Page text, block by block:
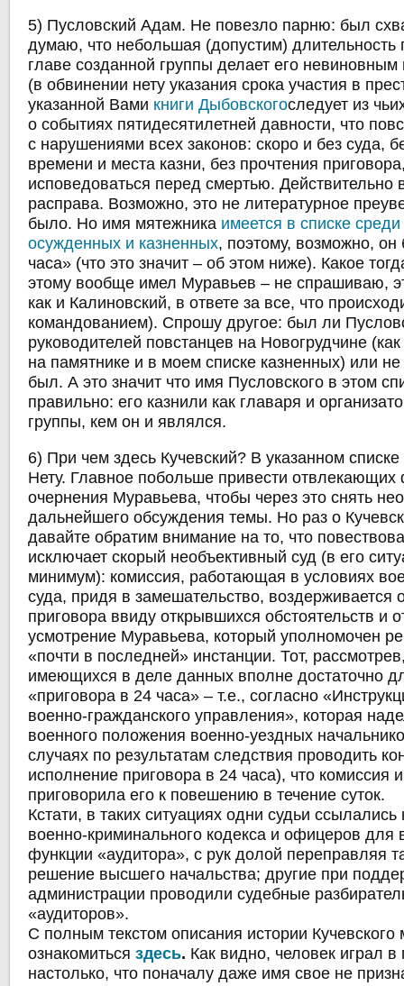
5) Пусловский Адам. Не повезло парню: был
думаю, что небольшая (допустим) длительность
главе созданной группы делает его
(в обвинении нету указания срока участия в
указанной Вами книги Дыбовскогоследует из
о событиях пятидесятилетней давности, что
с нарушениями всех законов: скоро и без суда,
времени и места казни, без прочтения
исповедоваться перед смертью. Действительно
расправа. Возможно, это не литературное
было. Но имя мятежника имеется в списке
осужденных и казненных, поэтому, возможно,
часа» (что это значит – об этом ниже). Какое
этому вообще имел Муравьев – не спрашиваю,
как и Калиновский, в ответе за все, что
командованием). Спрошу другое: был ли
руководителей повстанцев на Новогрудчине
на памятнике и в моем списке казненных) или
был. А это значит что имя Пусловского в этом
правильно: его казнили как главаря и
группы, кем он и являлся.
6) При чем здесь Кучевский? В указанном списке
Нету. Главное побольше привести отвлекающих
очернения Муравьева, чтобы через это снять
дальнейшего обсуждения темы. Но раз о
давайте обратим внимание на то, что
исключает скорый необъективный суд (в его
минимум): комиссия, работающая в условиях
суда, придя в замешательство, воздерживается
приговора ввиду открывшихся обстоятельств и
усмотрение Муравьева, который уполномочен
«почти в последней» инстанции. Тот,
имеющихся в деле данных вполне достаточно
«приговора в 24 часа» – т.е., согласно
военно-гражданского управления», которая
военного положения военно-уездных
случаях по результатам следствия проводить
исполнение приговора в 24 часа), что комиссия
приговорила его к повешению в течение суток.
Кстати, в таких ситуациях одни судьи ссылались
военно-криминального кодекса и офицеров для
функции «аудитора», с рук долой переправляя
решение высшего начальства; другие при
администрации проводили судебные
«аудиторов».
С полным текстом описания истории Кучевского
ознакомитьсяздесь. Как видно, человек играл в
настолько, что поначалу даже имя свое не